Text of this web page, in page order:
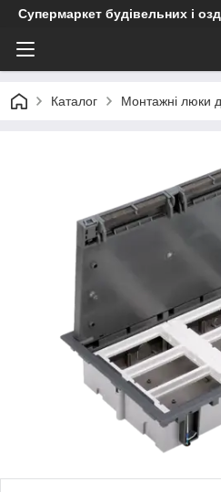
Супермаркет будівельних і
Каталог Монтажні люки